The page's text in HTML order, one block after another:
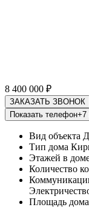
8 400 000 ₽
ЗАКАЗАТЬ ЗВОНОК
Показать телефон+7
Вид объекта
Тип дома
Этажей в
Количество
Площадь дома